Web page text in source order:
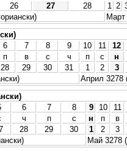
26 27 28 1 2
Март
6 7 8 9 10 11
12
п в с ч п с
н
28 29 30 31 1 2
3
Април 3278
6 7 8 9 10
11
ч п с н п
в
28 29 30 1 2
3
Май 3278